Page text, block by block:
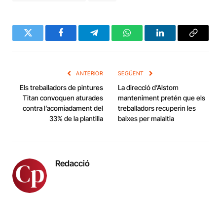
Twitter FacebookTelegramWhatsAppLinkedInCopy
ANTERIOR
Els treballadors de pintures
Titan convoquen aturades
contra l’acomiadament del
33% de la plantilla
SEGÜENT
La direcció d’Alstom
manteniment pretén que els
treballadors recuperin les
baixes per malaltia
Redacció